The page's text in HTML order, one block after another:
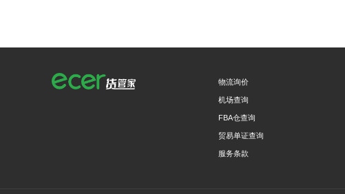
物流询价
机场查询
FBA仓查询
贸易单证查询
服务条款